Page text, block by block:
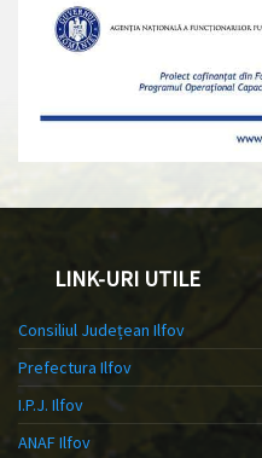
LINK-URI UTILE
Consiliul Județean Ilfov
Prefectura Ilfov
I.P.J. Ilfov
ANAF Ilfov